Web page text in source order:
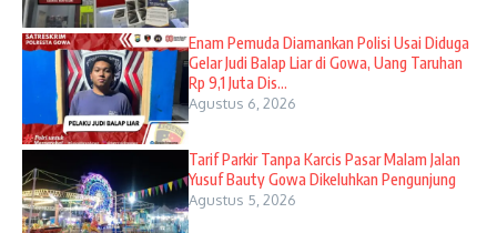
Enam Pemuda Diamankan Polisi Usai Diduga
Gelar Judi Balap Liar di Gowa, Uang Taruhan
Rp 9,1 Juta Dis...
Agustus 6, 2026
Tarif Parkir Tanpa Karcis Pasar Malam Jalan
Yusuf Bauty Gowa Dikeluhkan Pengunjung
Agustus 5, 2026